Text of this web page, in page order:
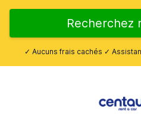
Recherchez
✓ Aucuns frais cachés ✓